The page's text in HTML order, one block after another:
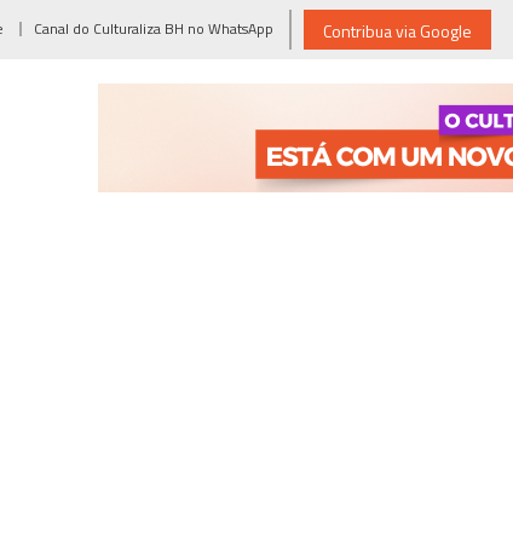
Canal do Culturaliza BH no WhatsApp Contribua via Google